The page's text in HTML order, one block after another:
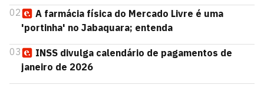
02
A farmácia física do Mercado Livre é uma
'portinha' no Jabaquara; entenda
03
INSS divulga calendário de pagamentos de
janeiro de 2026